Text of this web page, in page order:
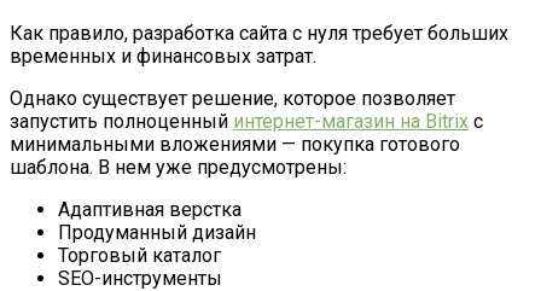
Как правило, разработка сайта с нуля требует больших
временных и финансовых затрат.
Однако существует решение, которое позволяет
запустить полноценный интернет-магазин на Bitrix с
минимальными вложениями — покупка готового
шаблона. В нем уже предусмотрены:
Адаптивная верстка
Продуманный дизайн
Торговый каталог
SEO-инструменты